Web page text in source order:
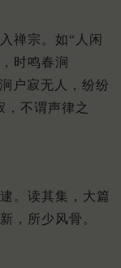
禅宗。如“人闲
时鸣春涧
户寂无人，纷纷
，不谓声律之
。读其集，大篇
，所少风骨。